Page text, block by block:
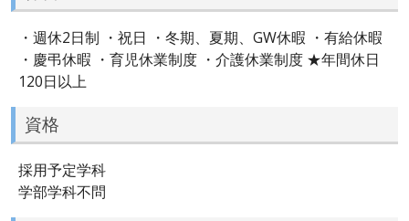
・週休2日制 ・祝日 ・冬期、夏期、GW休暇 ・有給休暇
・慶弔休暇 ・育児休業制度 ・介護休業制度 ★年間休日
120日以上
資格
採用予定学科
学部学科不問